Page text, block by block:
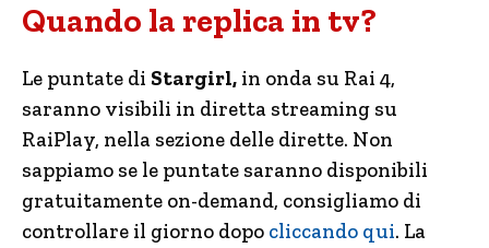
Quando la replica in tv?
Le puntate di Stargirl, in onda su Rai 4,
saranno visibili in diretta streaming su
RaiPlay, nella sezione delle dirette. Non
sappiamo se le puntate saranno disponibili
gratuitamente on-demand, consigliamo di
controllare il giorno dopo cliccando qui. La